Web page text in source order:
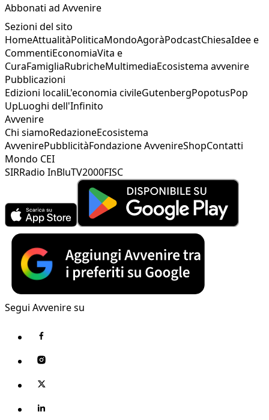
Abbonati ad Avvenire
Sezioni del sito
HomeAttualitàPoliticaMondoAgoràPodcastChiesaIdee e
CommentiEconomiaVita e
CuraFamigliaRubricheMultimediaEcosistema avvenire
Pubblicazioni
Edizioni localiL'economia civileGutenbergPopotusPop
UpLuoghi dell'Infinito
Avvenire
Chi siamoRedazioneEcosistema
AvvenirePubblicitàFondazione AvvenireShopContatti
Mondo CEI
SIRRadio InBluTV2000FISC
Segui Avvenire su